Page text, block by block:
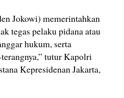
Jokowi) memerintahkan
tegas pelaku pidana atau
hukum, serta
tutur Kapolri
Kepresidenan Jakarta,